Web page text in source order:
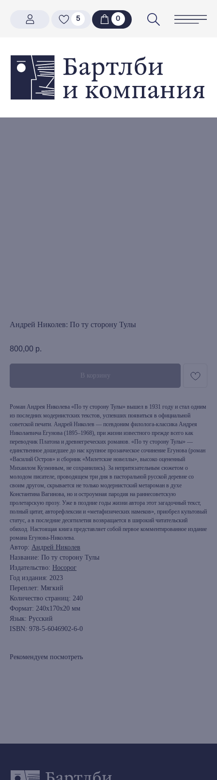
00
Андрей Николев: По ту сторону Тулы
800,00 р.
В корзину
Роман Андрея Николева «По ту сторону Тулы» вышел в 1931 году и стал одним
из последних модернистских текстов, успевших появиться в официальной
советской печати. Андрей Николев — псевдоним филолога-классика Андрея
Николаевича Егунова (1895–1968), при жизни известного прежде всего как
переводчик Платона и древнегреческих романов. «По ту сторону Тулы» —
единственное дошедшее до нас крупное прозаическое сочинение Егунова (роман
«Василий Остров» и сборник «Милетские новеллы», высоко оцененный
Михаилом Кузминым, не сохранились). За непритязательным сюжетом о
молодом писателе, проводящем три дня в пасторальной русской деревне со
своим другом, скрывается не только модернистский метароман в духе
Константина Вагинова, но и остроумная пародия на раннесоветскую
пролетарскую прозу. Уже в поздние годы жизни автора этот загадочный текст,
полный цитат, авторефлексии и «метафизических намеков», приобрел культовый
статус, а в последние десятилетия возвращается в широкий читательский
обиход. Настоящая книга представляет собой первое комментированное издание
романа Егунова-Николева.
Автор: Андрей Николев
Название: По ту сторону Тулы
Издательство: Носорог
Год издания: 2023
Переплет: Мягкий
Количество страниц: 240
Формат: 240x170x20 мм
Язык: Русский
ISBN: 978-5-6046902-6-0
Рекомендуем посмотреть
книжный интернет-магазин из
Петербурга
Каталог
Мерч
Выбор Бартлби